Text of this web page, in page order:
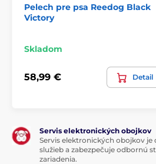
Pelech pre psa Reedog Black
Victory
Skladom
58,99 € Detail
Servis elektronických obojkov
Servis elektronických obojkov je
služieb a zabezpečuje odbornú
zariadenia.